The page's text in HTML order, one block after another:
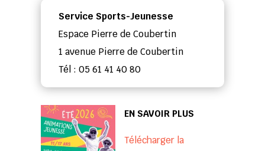
Service Sports-Jeunesse
Espace Pierre de Coubertin
1 avenue Pierre de Coubertin
Tél : 05 61 41 40 80
EN SAVOIR PLUS
Télécharger la